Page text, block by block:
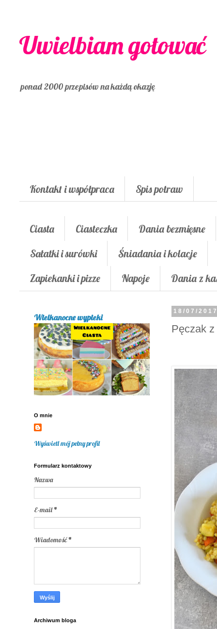
Uwielbiam gotować
ponad 2000 przepisów na każdą okazję
Kontakt i współpraca Spis potraw
Ciasta Ciasteczka
Dania bezmięsne
Sałatki i surówki
Śniadania i kolacje
Zapiekanki i pizze
Napoje Dania z
18/07/
Pęczak
Wielkanocne wypieki
O mnie
Wyświetl mój pełny profil
Formularz kontaktowy
Nazwa
E-mail*
Wiadomość*
Archiwum bloga